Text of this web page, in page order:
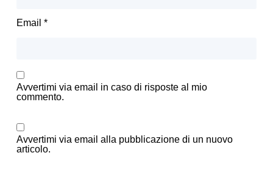
Email *
Avvertimi via email in caso di risposte al mio
commento.
Avvertimi via email alla pubblicazione di un nuovo
articolo.